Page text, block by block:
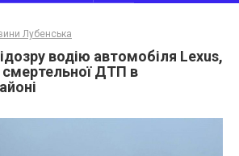
Лубенська
водію автомобіля Lexus,
ДТП в